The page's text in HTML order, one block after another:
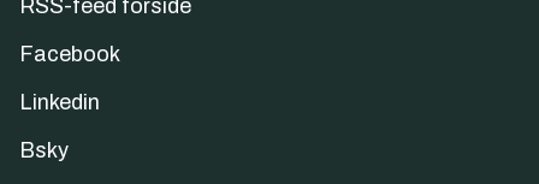
RSS-feed forside
Facebook
Linkedin
Bsky